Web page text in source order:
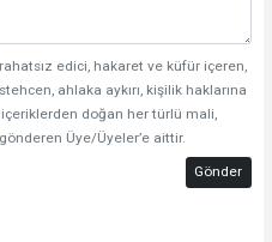
edici, hakaret ve küfür içeren,
ahlaka aykırı, kişilik haklarına
doğan her türlü mali,
Üye/Üyeler’e aittir.
Gönder